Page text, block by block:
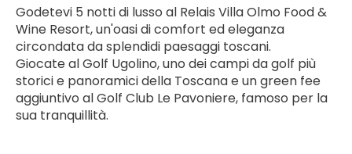
Godetevi 5 notti di lusso al Relais Villa Olmo Food &
Wine Resort, un'oasi di comfort ed eleganza
circondata da splendidi paesaggi toscani.
Giocate al Golf Ugolino, uno dei campi da golf più
storici e panoramici della Toscana e un green fee
aggiuntivo al Golf Club Le Pavoniere, famoso per la
sua tranquillità.